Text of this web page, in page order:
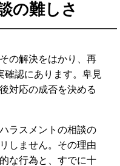
の難しさ
の解決をはかり、再
確認にあります。卑見
対応の成否を決める
ラスメントの相談の
しません。その理由
な行為と、すでに十